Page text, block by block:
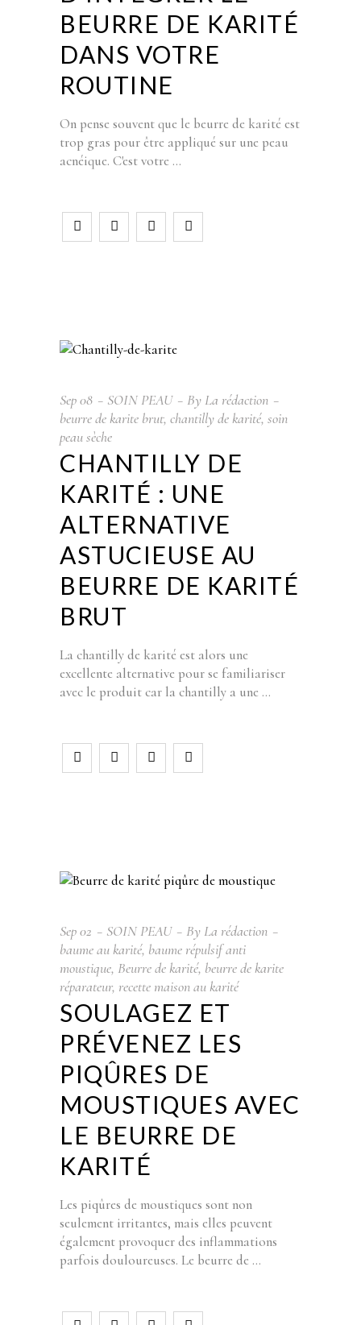
BEURRE DE KARITÉ
DANS VOTRE
ROUTINE
On pense souvent que le beurre de karité est
trop gras pour être appliqué sur une peau
acnéique. C'est votre
Sep08 SOIN PEAU By La rédaction
beurre de karite brut, chantilly de karité, soin
peau sèche
CHANTILLY DE
KARITÉ : UNE
ALTERNATIVE
ASTUCIEUSE AU
BEURRE DE KARITÉ
BRUT
La chantilly de karité est alors une
excellente alternative pour se familiariser
avec le produit car la chantilly a une
Sep02 SOIN PEAU By La rédaction
baume au karité, baume répulsif anti
moustique, Beurre de karité, beurre de karite
réparateur, recette maison au karité
SOULAGEZ ET
PRÉVENEZ LES
PIQÛRES DE
MOUSTIQUES AVEC
LE BEURRE DE
KARITÉ
Les piqûres de moustiques sont non
seulement irritantes, mais elles peuvent
également provoquer des inflammations
parfois douloureuses. Le beurre de